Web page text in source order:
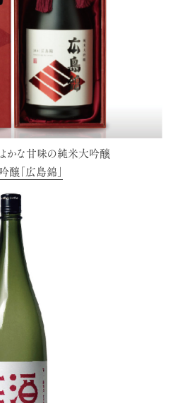
よかな甘味の純米大吟醸
醸「広島錦」